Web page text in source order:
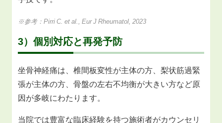
※参考：Pirri C. et al., Eur J Rheumatol, 2023
3）個別対応と再発予防
坐骨神経痛は、椎間板変性が主体の方、梨状筋過緊
張が主体の方、骨盤の左右不均衡が大きい方など原
因が多岐にわたります。
当院では豊富な臨床経験を持つ施術者がカウンセリ